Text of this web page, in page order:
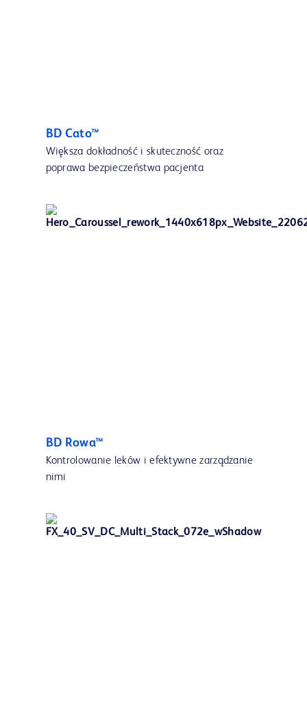
BD Cato™
Większa dokładność i skuteczność oraz
poprawa bezpieczeństwa pacjenta
BD Rowa™
Kontrolowanie leków i efektywne zarządzanie
nimi